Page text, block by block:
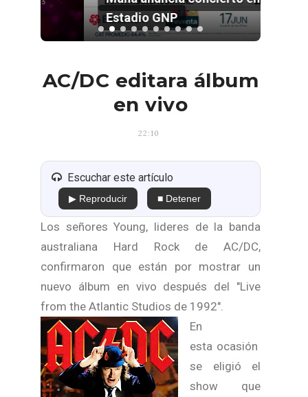
Estadio GNP
AC/DC editara álbum
en vivo
22:10
Escuchar este artículo
▶ Reproducir ■ Detener
Los señores Young, lideres de la banda
australiana Hard Rock de AC/DC,
confirmaron que están por mostrar un
nuevo álbum en vivo después del "Live
from the Atlantic Studios de 1992".
En
esta ocasión
se eligió el
show que